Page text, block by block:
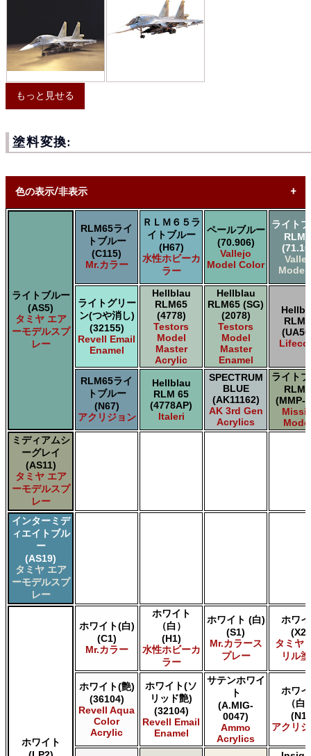
もっと見せる
塗料変換:
色の表示/非表示
* ボックスをオン/オフにして、同等の色を見つけやすくしま
Uncheck ALL
AK INTERACTIVE AK Acrylics
AK INTERACTIVE AK Real Color
ALCLAD II ALCLAD II
AMMO by Mig Jimenez Ammo Acrylics
Acrylicos Vallejo Vallejo Game Air
Acrylicos Vallejo Vallejo Game Color
Acrylicos Vallejo Vallejo Liquid Gold
Acrylicos Vallejo Vallejo Mecha Color
Acrylicos Vallejo Vallejo Metal Color
Acrylicos Vallejo Vallejo Model Air
Acrylicos Vallejo Vallejo Model Color
Acrylicos Vallejo Vallejo Panzer Aces
Citadel Colour Citadel
E7 Paints E7 Paints
HATAKA HOBBY Hataka
Humbrol - Hornby Hobbies Humbrol Acrylic
Humbrol of Hornby Hobbies Humbrol Enamel
Italeri Italeri
Lifecolor Lifecolor
Mission Models Mission Models
Revell of Germany Revell Aqua Color Acrylic
Revell of Germany Revell Email Enamel
Testors of Rust-Oleum Group Testors Model Master
The Scale Modellers Supply SMS
ガイアノーツ ガイア エナメル カラー
ガイアノーツ ガイアカラー
タミヤ タミヤ アクリル塗料
タミヤ タミヤ アクリル塗料 (フラット)
タミヤ タミヤ エアーモデルスプレー
タミヤ タミヤ エナメル塗料
ライトブルー
(AS5)
タミヤ エア
ーモデルスプ
レー
RLM65ライ
トブルー
(C115)
Mr.カラー
ＲＬＭ６５ラ
イトブルー
(H67)
水性ホビーカ
ラー
ペールブルー
(70.906)
Vallejo
Model Color
ライト
Model
ライトグリー
ン(つや消し)
(32155)
Revell Email
Enamel
Hellblau
RLM65
(4778)
Testors
Model
Master
Acrylic
Hellblau
RLM65 (SG)
(2078)
Testors
Model
Master
Enamel
RLM65ライ
トブルー
(N67)
アクリジョン
Hellblau
RLM 65
(4778AP)
Italeri
SPECTRUM
BLUE
(AK11162)
AK 3rd Gen
Acrylics
ライト
(MMP-
ミディアムシ
ーグレイ
(AS11)
タミヤ エア
ーモデルスプ
レー
インターミデ
ィエイトブル
ー
(AS19)
タミヤ エア
ーモデルスプ
レー
ホワイト
ホワイト(白)
(C1)
Mr.カラー
ホワイト
（白）
(H1)
水性ホビーカ
ラー
ホワイト (白)
(S1)
Mr.カラース
プレー
ホワ
(X2)
タミヤ
リル
ホワイト(艶)
(36104)
Revell Aqua
Color
Acrylic
ホワイト(ソ
リッド艶)
(32104)
Revell Email
Enamel
サテンホワイ
ト
(A.MIG-
0047)
Ammo
Acrylics
ホワ
（白
(N1)
アクリ